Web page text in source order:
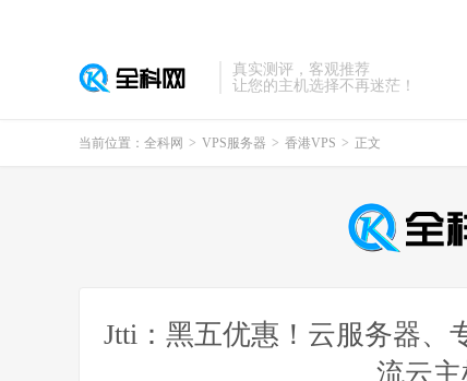
真实测评，客观推荐
让您的主机选择不再迷茫！
当前位置： 全科网 > VPS服务器 > 香港VPS > 正文
Jtti：黑五优惠！云服务器、
流云